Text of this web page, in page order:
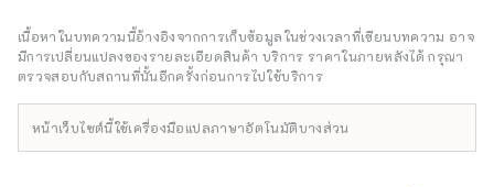
เซอร์อย่าง GENSEI และ NIN เป็นไกด์นำเที่ยว เรา
จะพาคุณไปเยี่ยมชมร้านค้าของแบรนด์ต่างๆ ที่
โดดเด่นด้วยฝีมือการผลิต
เนื้อหาในบทความนี้อ้างอิงจากการเก็บข้อมูลในช่วงเวลาที่เขียนบทความ อาจ
มีการเปลี่ยนแปลงของรายละเอียดสินค้า บริการ ราคาในภายหลังได้ กรุณา
ตรวจสอบกับสถานที่นั้นอีกครั้งก่อนการไปใช้บริการ
หน้าเว็บไซต์นี้ใช้เครื่องมือแปลภาษาอัตโนมัติบางส่วน